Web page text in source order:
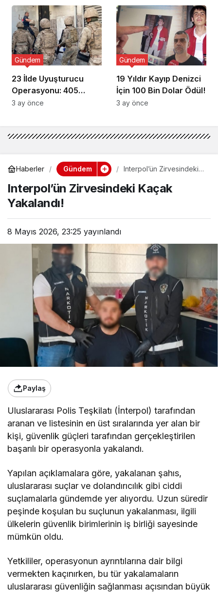
23 İlde Uyuşturucu
Operasyonu: 405
Gözaltı!
Gündem
3 ay önce
19 Yıldır Kayıp Denizci
İçin 100 Bin Dolar Ödül!
Gündem
3 ay önce
Haberler Gündem
Interpol’ün Zirvesindeki
Interpol’ün Zirvesindeki Kaçak
Yakalandı!
8 Mayıs 2026, 23:25 yayınlandı
Paylaş
Uluslararası Polis Teşkilatı (İnterpol) tarafından
aranan ve listesinin en üst sıralarında yer alan bir
kişi, güvenlik güçleri tarafından gerçekleştirilen
başarılı bir operasyonla yakalandı.
Yapılan açıklamalara göre, yakalanan şahıs,
uluslararası suçlar ve dolandırıcılık gibi ciddi
suçlamalarla gündemde yer alıyordu. Uzun süredir
peşinde koşulan bu suçlunun yakalanması, ilgili
ülkelerin güvenlik birimlerinin iş birliği sayesinde
mümkün oldu.
Yetkililer, operasyonun ayrıntılarına dair bilgi
vermekten kaçınırken, bu tür yakalamaların
uluslararası güvenliğin sağlanması açısından büyük